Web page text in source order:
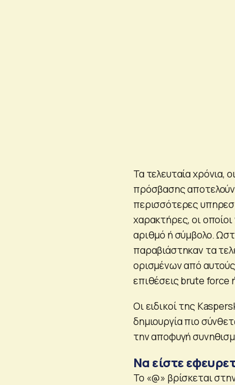
Τα τελευταία χρόνια,
πρόσβασης
περισσότερες
χαρακτήρες, οι
αριθμό ή σύμβολο.
παραβιάστηκαν τα
ορισμένων από
επιθέσεις brute force
Οι ειδικοί της
δημιουργία πιο
την αποφυγή
Να είστε
Το «@» βρίσκεται